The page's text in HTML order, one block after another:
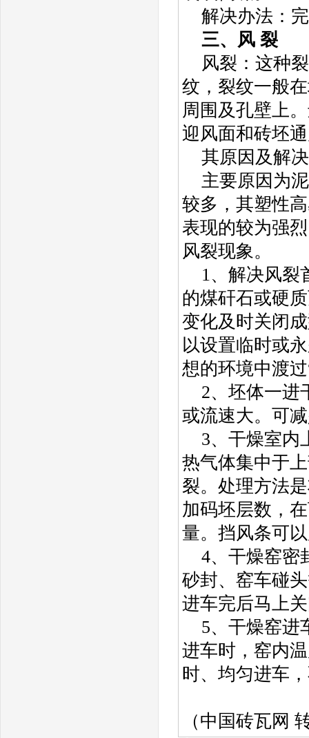
解决办法：
三、风 裂
风裂：这种
纹，裂纹一般
周围及孔壁上
迎风面和砖坯
其原因及解
主要原因为
较多，其塑性
表现的较为强
风裂现象。
1、解决风裂
的煤矸石或硬
变化及时关闭
以设置临时或
想的环境中渡
2、坯体一进
或流速大。可
3、干燥室内
热气体集中于
裂。处理方法
加码坯层数，
量。挡风条可
4、干燥窑密
砂封、窑车碰
进车完后马上
5、干燥窑进
进车时，窑内
时、均匀进车
（中国砖瓦网